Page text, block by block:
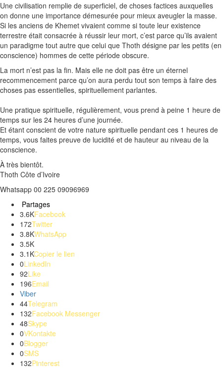
Une civilisation remplie de superficiel, de choses factices auxquelles
on donne une importance démesurée pour mieux aveugler la masse.
Si les anciens de Khemet vivaient comme si toute leur existence
terrestre était consacrée à réussir leur mort, c’est parce qu’ils avaient
un paradigme tout autre que celui que Thoth désigne par les petits (en
conscience) hommes de cette période obscure.
La mort n’est pas la fin. Mais elle ne doit pas être un éternel
recommencement parce qu’on aura perdu tout son temps à faire des
choses pas essentielles, spirituellement parlantes.
Une pratique spirituelle, régulièrement, vous prend à peine 1 heure de
temps sur les 24 heures d’une journée.
Et étant conscient de votre nature spirituelle pendant ces 1 heures de
temps, vous faites preuve de lucidité et de hauteur au niveau de la
conscience.
À très bientôt.
Thoth Côte d’Ivoire
Whatsapp 00 225 09096969
Partages
3.6KFacebook
172Twitter
3.8KWhatsApp
3.5K
3.1KCopier le lien
0LinkedIn
92Like
196Email
Viber
44Telegram
132Facebook Messenger
48Skype
0VKontakte
0Blogger
0SMS
132Pinterest